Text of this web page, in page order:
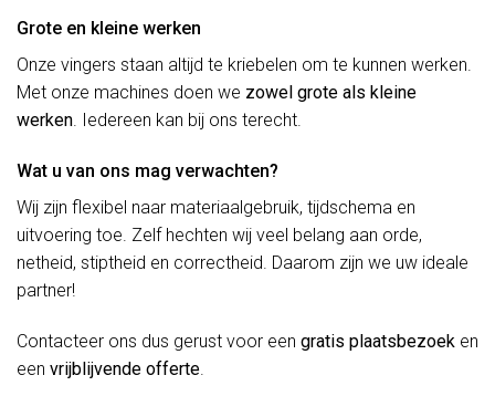
Grote en kleine werken
Onze vingers staan altijd te kriebelen om te kunnen werken.
Met onze machines doen we zowel grote als kleine
werken. Iedereen kan bij ons terecht.
Wat u van ons mag verwachten?
Wij zijn flexibel naar materiaalgebruik, tijdschema en
uitvoering toe. Zelf hechten wij veel belang aan orde,
netheid, stiptheid en correctheid. Daarom zijn we uw ideale
partner!
Contacteer ons dus gerust voor een gratis plaatsbezoek en
een vrijblijvende offerte